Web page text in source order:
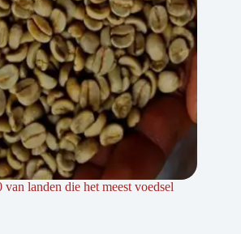
van landen die het meest voedsel